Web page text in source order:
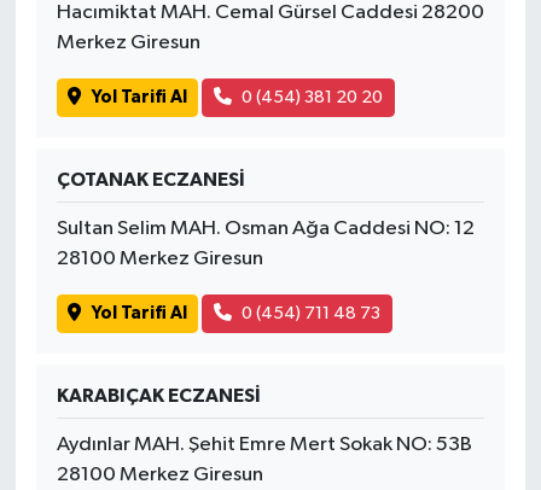
Hacımiktat MAH. Cemal Gürsel Caddesi 28200
Merkez Giresun
Yol Tarifi Al 0 (454) 381 20 20
ÇOTANAK ECZANESİ
Sultan Selim MAH. Osman Ağa Caddesi NO: 12
28100 Merkez Giresun
Yol Tarifi Al 0 (454) 711 48 73
KARABIÇAK ECZANESİ
Aydınlar MAH. Şehit Emre Mert Sokak NO: 53B
28100 Merkez Giresun